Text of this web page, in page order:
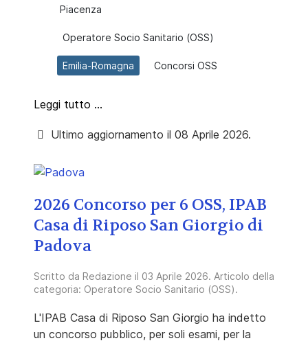
Piacenza
Operatore Socio Sanitario (OSS)
Emilia-Romagna Concorsi OSS
Leggi tutto …
Ultimo aggiornamento il 08 Aprile 2026.
2026 Concorso per 6 OSS, IPAB
Casa di Riposo San Giorgio di
Padova
Scritto da Redazione il 03 Aprile 2026. Articolo della
categoria: Operatore Socio Sanitario (OSS).
L'IPAB Casa di Riposo San Giorgio ha indetto
un concorso pubblico, per soli esami, per la